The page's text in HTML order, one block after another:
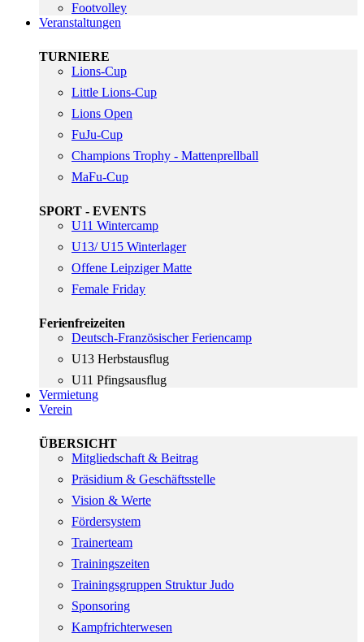
Footvolley
Veranstaltungen
TURNIERE
Lions-Cup
Little Lions-Cup
Lions Open
FuJu-Cup
Champions Trophy - Mattenprellball
MaFu-Cup
SPORT - EVENTS
U11 Wintercamp
U13/ U15 Winterlager
Offene Leipziger Matte
Female Friday
Ferienfreizeiten
Deutsch-Französischer Feriencamp
U13 Herbstausflug
U11 Pfingsausflug
Vermietung
Verein
ÜBERSICHT
Mitgliedschaft & Beitrag
Präsidium & Geschäftsstelle
Vision & Werte
Fördersystem
Trainerteam
Trainingszeiten
Trainingsgruppen Struktur Judo
Sponsoring
Kampfrichterwesen